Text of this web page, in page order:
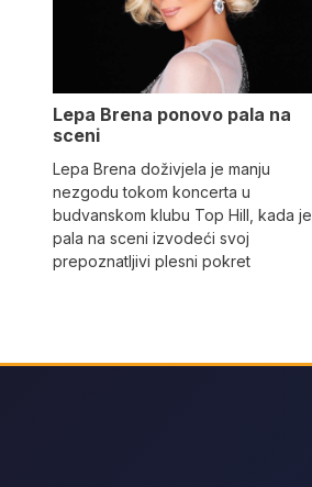
Lepa Brena ponovo pala na
sceni
Lepa Brena doživjela je manju
nezgodu tokom koncerta u
budvanskom klubu Top Hill, kada je
pala na sceni izvodeći svoj
prepoznatljivi plesni pokret